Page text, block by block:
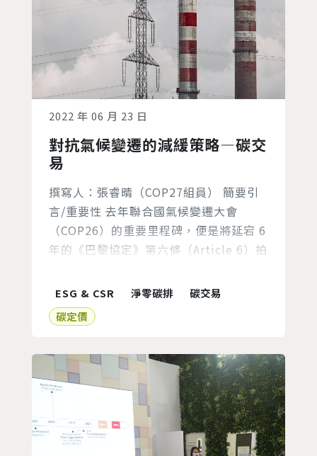
2022 年 06 月 23 日
對抗氣候變遷的減緩策略—碳交
易
撰寫人：張睿晴（COP27組員） 簡要引
言/重要性 去年聯合國氣候變遷大會
（COP26）的重要里程碑，便是將延宕 6
年的《巴黎協定》第六條（Article 6）拍
（Paris Agreement Rulebook）的制
定。《巴黎協定》第六條主要規範全球的
碳交易機制，透過碳權買賣的市場手段，
國終於對於第六條的執行機制達成共識，
也意...
ESG & CSR 淨零碳排
碳交易
碳定價